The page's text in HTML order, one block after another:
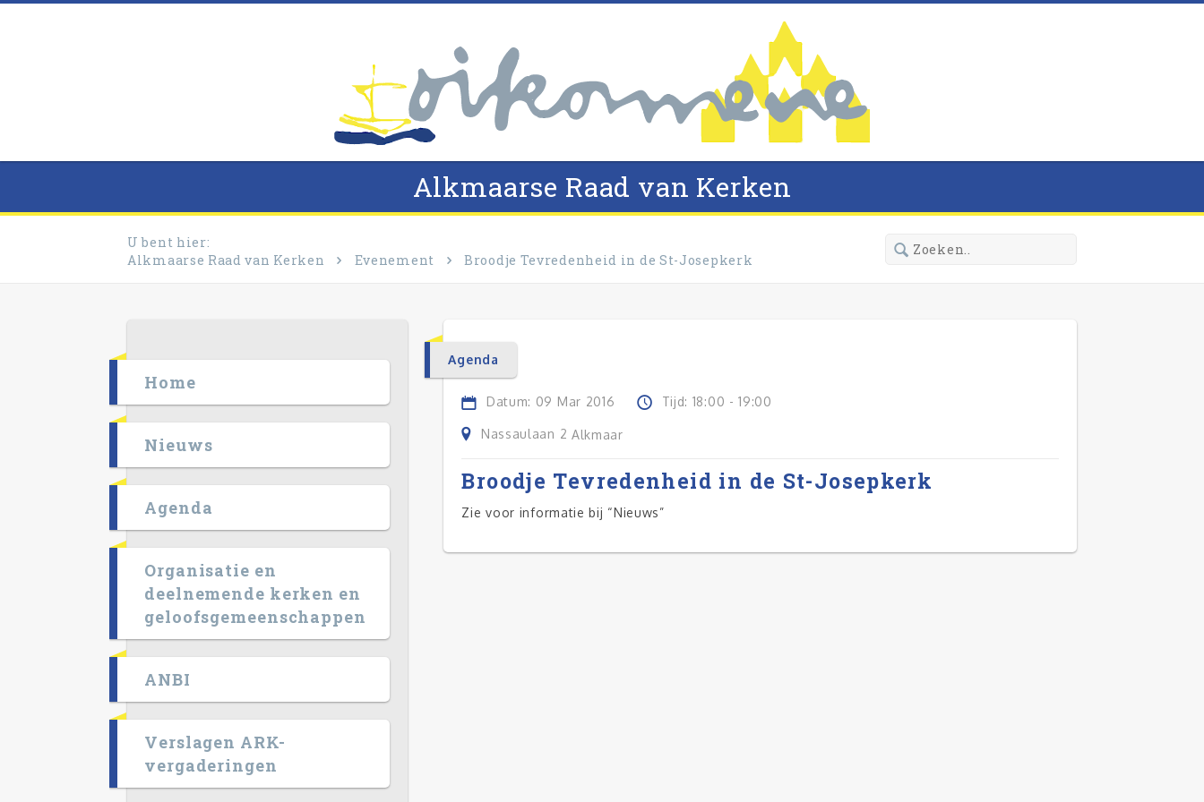
Alkmaarse Raad van Kerken
U bent hier:
Alkmaarse Raad van Kerken
Evenement Broodje Tevredenheid in de St-Josepkerk
Agenda
Datum: 09 Mar 2016 Tijd: 18:00 - 19:00
Nassaulaan 2 Alkmaar
Broodje Tevredenheid in de St-Josepkerk
Zie voor informatie bij “Nieuws”
Home
Nieuws
Agenda
Organisatie en
deelnemende kerken en
geloofsgemeenschappen
ANBI
Verslagen ARK-
vergaderingen